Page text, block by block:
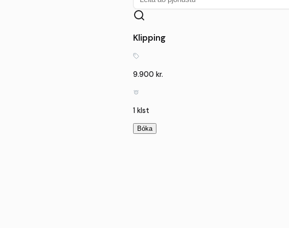
Klipping
9.900 kr.
1 klst
Bóka